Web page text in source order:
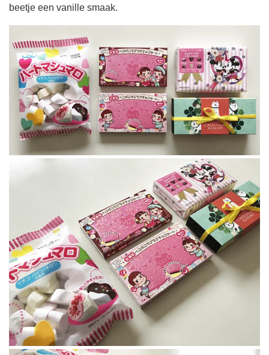
beetje een vanille smaak.